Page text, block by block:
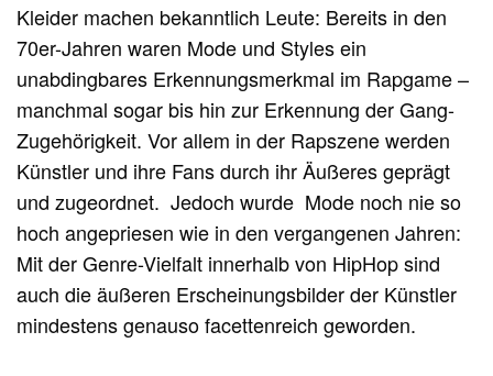
Kleider machen bekanntlich Leute: Bereits in den
70er-Jahren waren Mode und Styles ein
unabdingbares Erkennungsmerkmal im Rapgame –
manchmal sogar bis hin zur Erkennung der Gang-
Zugehörigkeit. Vor allem in der Rapszene werden
Künstler und ihre Fans durch ihr Äußeres geprägt
und zugeordnet. Jedoch wurde Mode noch nie so
hoch angepriesen wie in den vergangenen Jahren:
Mit der Genre-Vielfalt innerhalb von HipHop sind
auch die äußeren Erscheinungsbilder der Künstler
mindestens genauso facettenreich geworden.